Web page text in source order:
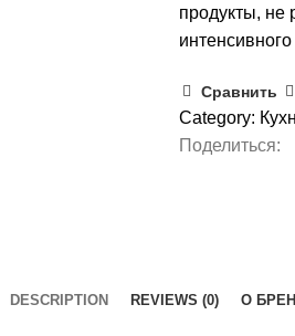
продукты, не
Сравнить
Category:
Поделиться:
DESCRIPTION REVIEWS (0) О